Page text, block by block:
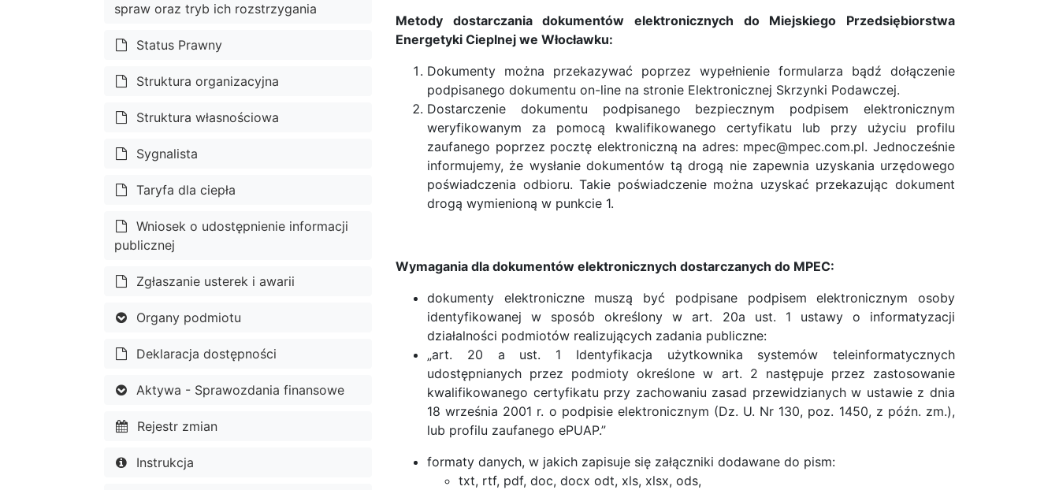
spraw oraz tryb ich rozstrzygania
Status Prawny
Struktura organizacyjna
Struktura własnościowa
Sygnalista
Taryfa dla ciepła
Wniosek o udostępnienie informacji
publicznej
Zgłaszanie usterek i awarii
Organy podmiotu
Deklaracja dostępności
Aktywa - Sprawozdania finansowe
Rejestr zmian
Instrukcja
Metody dostarczania dokumentów elektronicznych do Miejskiego Przedsiębiorstwa
Energetyki Cieplnej we Włocławku:
Dokumenty można przekazywać poprzez wypełnienie formularza bądź dołączenie
podpisanego dokumentu on-line na stronie Elektronicznej Skrzynki Podawczej.
Dostarczenie dokumentu podpisanego bezpiecznym podpisem elektronicznym
weryfikowanym za pomocą kwalifikowanego certyfikatu lub przy użyciu profilu
zaufanego poprzez pocztę elektroniczną na adres: mpec@mpec.com.pl. Jednocześnie
informujemy, że wysłanie dokumentów tą drogą nie zapewnia uzyskania urzędowego
poświadczenia odbioru. Takie poświadczenie można uzyskać przekazując dokument
drogą wymienioną w punkcie 1.
Wymagania dla dokumentów elektronicznych dostarczanych do MPEC:
dokumenty elektroniczne muszą być podpisane podpisem elektronicznym osoby
identyfikowanej w sposób określony w art. 20a ust. 1 ustawy o informatyzacji
działalności podmiotów realizujących zadania publiczne:
„art. 20 a ust. 1 Identyfikacja użytkownika systemów teleinformatycznych
udostępnianych przez podmioty określone w art. 2 następuje przez zastosowanie
kwalifikowanego certyfikatu przy zachowaniu zasad przewidzianych w ustawie z dnia
18 września 2001 r. o podpisie elektronicznym (Dz. U. Nr 130, poz. 1450, z późn. zm.),
lub profilu zaufanego ePUAP.”
formaty danych, w jakich zapisuje się załączniki dodawane do pism:
txt, rtf, pdf, doc, docx odt, xls, xlsx, ods,